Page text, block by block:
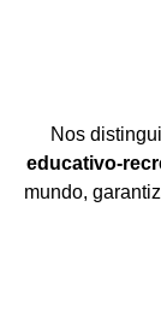
Nos
educativo-
mundo,